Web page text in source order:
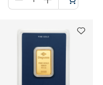
für
Warenkorb